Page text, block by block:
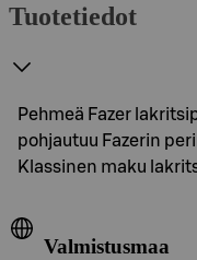
Tuotetiedot
Pehmeä Fazer
pohjautuu Fazerin
Klassinen maku
Valmistusmaa